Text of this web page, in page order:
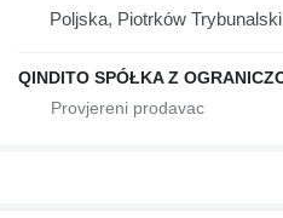
Poljska, Piotrków Trybunalski